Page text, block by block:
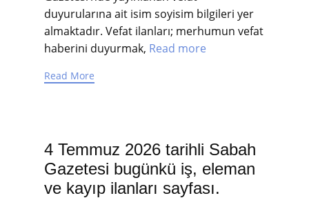
duyurularına ait isim soyisim bilgileri yer
almaktadır. Vefat ilanları; merhumun vefat
haberini duyurmak, Read more
Read More
4 Temmuz 2026 tarihli Sabah
Gazetesi bugünkü iş, eleman
ve kayıp ilanları sayfası.